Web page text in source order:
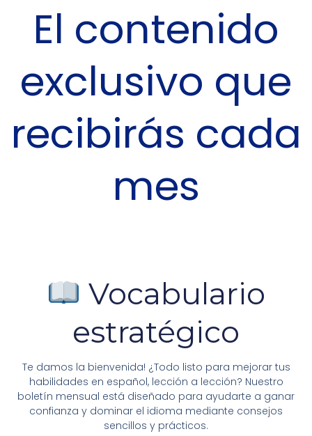
El contenido
exclusivo que
recibirás cada
mes
Vocabulario
estratégico
Te damos la bienvenida! ¿Todo listo para mejorar tus
habilidades en español, lección a lección? Nuestro
boletín mensual está diseñado para ayudarte a ganar
confianza y dominar el idioma mediante consejos
sencillos y prácticos.